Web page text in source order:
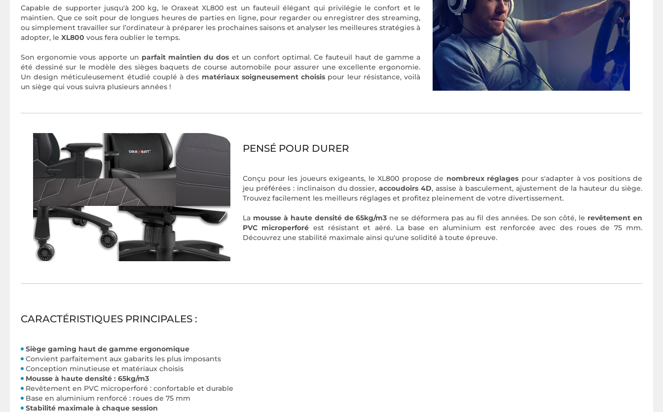
Capable de supporter jusqu'à 200 kg, le Oraxeat XL800 est un fauteuil élégant qui privilégie le confort et le
maintien. Que ce soit pour de longues heures de parties en ligne, pour regarder ou enregistrer des streaming,
ou simplement travailler sur l’ordinateur à préparer les prochaines saisons et analyser les meilleures stratégies à
adopter, le XL800 vous fera oublier le temps.
Son ergonomie vous apporte un parfait maintien du dos et un confort optimal. Ce fauteuil haut de gamme a
été dessiné sur le modèle des sièges baquets de course automobile pour assurer une excellente ergonomie.
Un design méticuleusement étudié couplé à des matériaux soigneusement choisis pour leur résistance, voilà
un siège qui vous suivra plusieurs années !
PENSÉ POUR DURER
Conçu pour les joueurs exigeants, le XL800 propose de nombreux réglages pour s'adapter à vos positions de
jeu préférées : inclinaison du dossier,accoudoirs 4D, assise à basculement, ajustement de la hauteur du siège.
Trouvez facilement les meilleurs réglages et profitez pleinement de votre divertissement.
La mousse à haute densité de 65kg/m3 ne se déformera pas au fil des années. De son côté, le revêtement en
PVC microperforé est résistant et aéré. La base en aluminium est renforcée avec des roues de 75 mm.
Découvrez une stabilité maximale ainsi qu'une solidité à toute épreuve.
CARACTÉRISTIQUES PRINCIPALES :
Siège gaming haut de gamme ergonomique
Convient parfaitement aux gabarits les plus imposants
Conception minutieuse et matériaux choisis
Mousse à haute densité : 65kg/m3
Revêtement en PVC microperforé : confortable et durable
Base en aluminium renforcé : roues de 75 mm
Stabilité maximale à chaque session